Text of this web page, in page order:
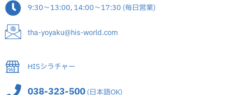
9:30～13:00, 14:00～17:30 (毎日営業)
tha-yoyaku@his-world.com
HISシラチャー
038-323-500(日本語OK)